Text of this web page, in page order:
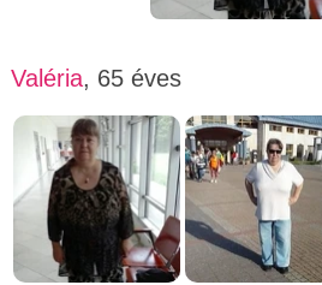
Valéria, 65 éves